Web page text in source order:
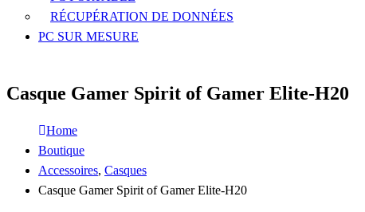
RÉCUPÉRATION DE DONNÉES
PC SUR MESURE
Casque Gamer Spirit of Gamer Elite-H20
Home
Boutique
Accessoires, Casques
Casque Gamer Spirit of Gamer Elite-H20